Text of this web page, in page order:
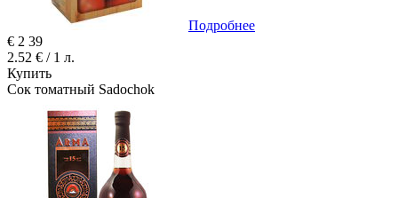
Подробнее
€ 2 39
2.52 € / 1 л.
Купить
Сок томатный Sadochok